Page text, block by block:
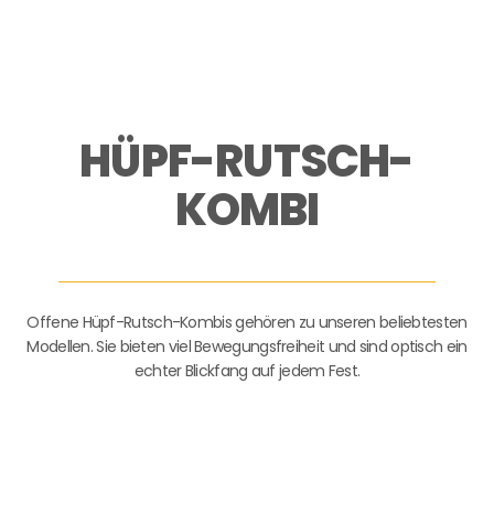
HÜPF-RUTSCH-
KOMBI
Offene Hüpf-Rutsch-Kombis gehören zu unseren beliebtesten
Modellen. Sie bieten viel Bewegungsfreiheit und sind optisch ein
echter Blickfang auf jedem Fest.